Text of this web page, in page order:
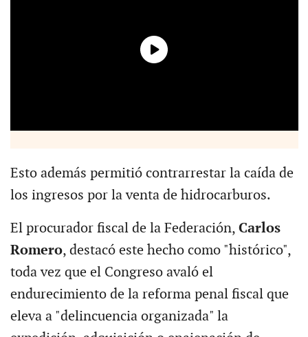
Esto además permitió contrarrestar la caída de
los ingresos por la venta de hidrocarburos.
El procurador fiscal de la Federación, Carlos
Romero, destacó este hecho como "histórico",
toda vez que el Congreso avaló el
endurecimiento de la reforma penal fiscal que
eleva a "delincuencia organizada" la